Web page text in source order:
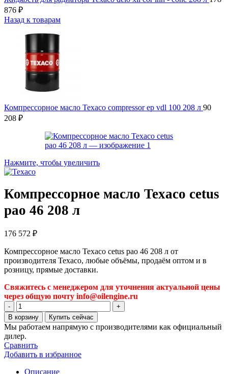
876 ₽
Назад к товарам
Компрессорное масло Texaco compressor ep vdl 100 208 л 90
208 ₽
Нажмите, чтобы увеличить
Компрессорное масло Texaco cetus
pao 46 208 л
176 572 ₽
Компрессорное масло Texaco cetus pao 46 208 л от
производителя Texaco, любые объёмы, продаём оптом и в
розницу, прямые доставки.
Свяжитесь с менеджером для уточнения актуальной цены
через общую почту info@oilengine.ru
Количество
товара
Компрессорное
масло
Texaco
cetus
pao
46
В корзину Купить сейчас
Мы работаем напрямую с производителями как официальный
дилер.
Сравнить
Добавить в избранное
Описание